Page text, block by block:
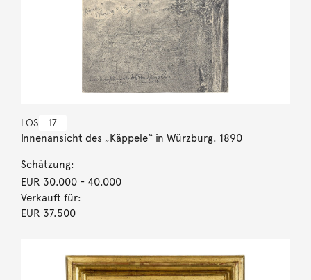
LOS 17
Innenansicht des „Käppele“ in Würzburg. 1890
Schätzung:
EUR 30.000- 40.000
Verkauft für:
EUR 37.500